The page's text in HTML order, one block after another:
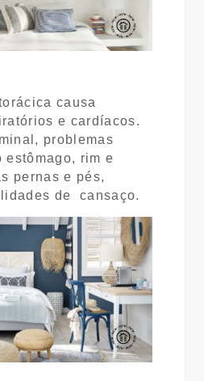
causa
e cardíacos.
problemas
estômago, rim e
pernas e pés,
de cansaço.